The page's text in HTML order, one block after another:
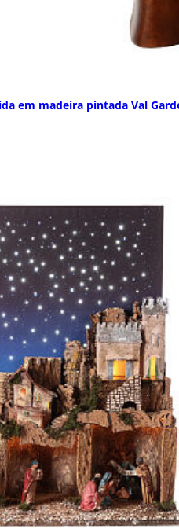
em madeira pintada Val